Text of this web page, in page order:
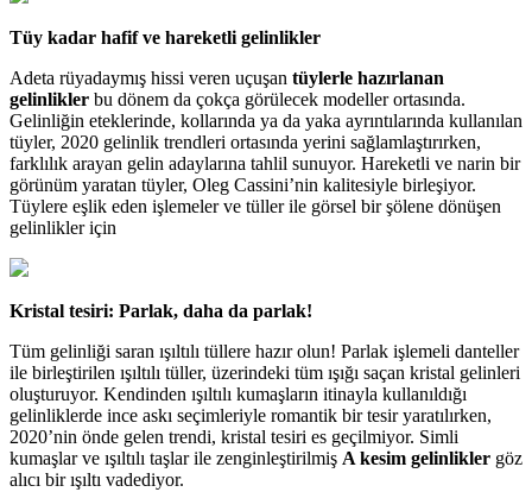
Tüy kadar hafif ve hareketli gelinlikler
Adeta rüyadaymış hissi veren uçuşan tüylerle hazırlanan
gelinlikler bu dönem da çokça görülecek modeller ortasında.
Gelinliğin eteklerinde, kollarında ya da yaka ayrıntılarında kullanılan
tüyler, 2020 gelinlik trendleri ortasında yerini sağlamlaştırırken,
farklılık arayan gelin adaylarına tahlil sunuyor. Hareketli ve narin bir
görünüm yaratan tüyler, Oleg Cassini’nin kalitesiyle birleşiyor.
Tüylere eşlik eden işlemeler ve tüller ile görsel bir şölene dönüşen
gelinlikler için
Kristal tesiri: Parlak, daha da parlak!
Tüm gelinliği saran ışıltılı tüllere hazır olun! Parlak işlemeli danteller
ile birleştirilen ışıltılı tüller, üzerindeki tüm ışığı saçan kristal gelinleri
oluşturuyor. Kendinden ışıltılı kumaşların itinayla kullanıldığı
gelinliklerde ince askı seçimleriyle romantik bir tesir yaratılırken,
2020’nin önde gelen trendi, kristal tesiri es geçilmiyor. Simli
kumaşlar ve ışıltılı taşlar ile zenginleştirilmiş A kesim gelinlikler göz
alıcı bir ışıltı vadediyor.